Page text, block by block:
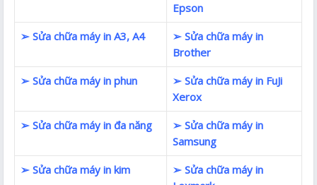
Epson
➢ Sửa chữa máy in A3, A4
➢ Sửa chữa máy in
Brother
➢ Sửa chữa máy in phun
➢ Sửa chữa máy in FuJi
Xerox
➢ Sửa chữa máy in đa năng
➢ Sửa chữa máy in
Samsung
➢ Sửa chữa máy in kim
➢ Sửa chữa máy in